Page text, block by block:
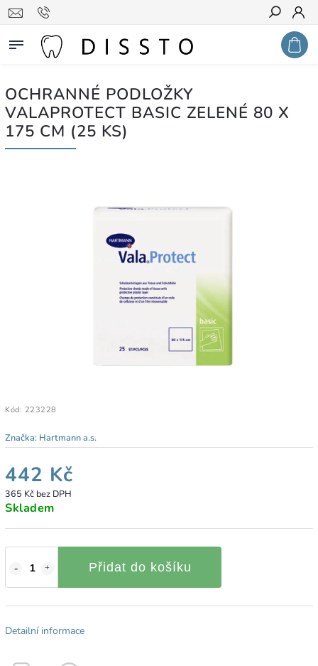
Hledat
OCHRANNÉ PODLOŽKY
VALAPROTECT BASIC ZELENÉ 80 X
175 CM (25 KS)
Kód: 223228
Značka: Hartmann a.s.
442 Kč
365 Kč bez DPH
Skladem
Přidat do košíku
Detailní informace